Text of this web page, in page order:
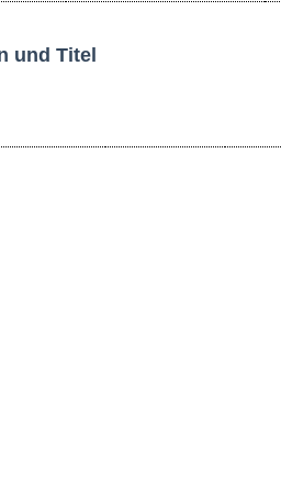
und Titel